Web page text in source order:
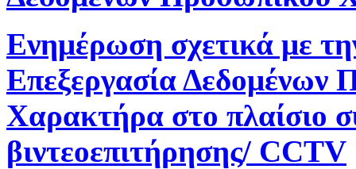
Ενημέρωση σχετικά με
Επεξεργασία Δεδομένων
Χαρακτήρα στο πλαίσιο
βιντεοεπιτήρησης/ CCTV